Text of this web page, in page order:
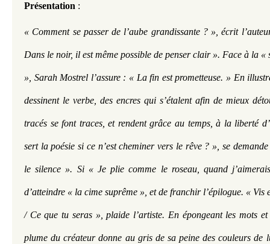
Présentation :
« Comment se passer de l’aube grandissante ? », écrit
Dans le noir, il est même possible de penser clair ». Face à la «
», Sarah Mostrel l’assure : « La fin est prometteuse. » En
dessinent le verbe, des encres qui s’étalent afin de mieux
tracés se font traces, et rendent grâce au temps, à la liberté
sert la poésie si ce n’est cheminer vers le rêve ? », se
le silence ». Si « Je plie comme le roseau, quand
d’atteindre « la cime suprême », et de franchir l’épilogue. « Vis
/ Ce que tu seras », plaide l’artiste. En épongeant les mots et
plume du créateur donne au gris de sa peine des couleurs